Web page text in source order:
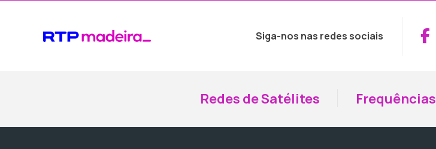
Siga-nos nas redes sociais
Redes de Satélites Frequências